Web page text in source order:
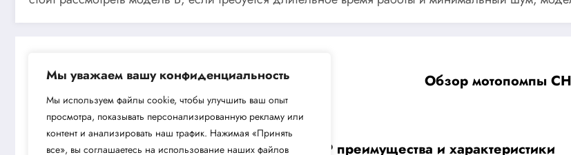
Мы уважаем вашу конфиденциальность
Мы используем файлы cookie, чтобы улучшить ваш опыт
просмотра, показывать персонализированную рекламу или
контент и анализировать наш трафик. Нажимая «Принять
все», вы соглашаетесь на использование наших файлов
Обзор мотопомпы
Next post
Поверхностный насос Aquario AMH-60-4P преимущества и характеристики